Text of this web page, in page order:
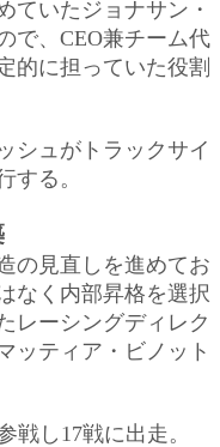
ていたジョナサン・
で、CEO兼チーム代
的に担っていた役割
シュがトラックサイ
する。
の見直しを進めてお
なく内部昇格を選択
レーシングディレク
ッティア・ビノット
戦し17戦に出走。